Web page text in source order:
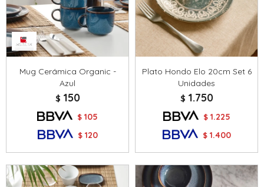
Mug Cerámica Organic -
Azul
$ 150
$ 105
$ 120
Plato Hondo Elo 20cm Set 6
Unidades
$ 1.750
$ 1.225
$ 1.400